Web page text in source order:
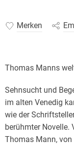
Merken
Thomas Manns
Sehnsucht und
im alten Venedig
wie der
berühmter Novelle.
Thomas Mann, von